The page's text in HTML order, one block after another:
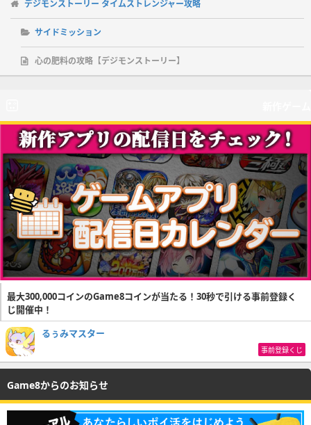
デジモンストーリー タイムストレンジャー攻略
サイドミッション
心の肥料の攻略【デジモンストーリー】
最大300,000コインのGame8コインが当たる！30秒で引ける事前登録く
じ開催中！
るぅみマスター
事前登録くじ
Game8からのお知らせ